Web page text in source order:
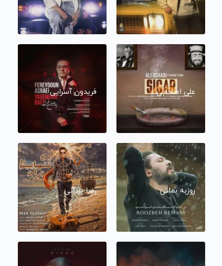
علی اصحابی فریدون آسرایی
روزبه بمانی رضا یزدانی